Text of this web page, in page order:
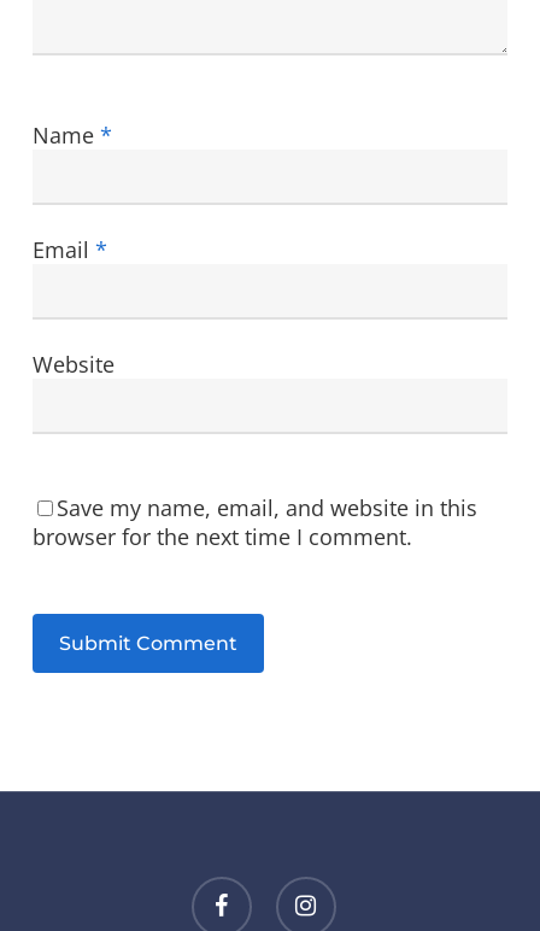
Name *
Email *
Website
Save my name, email, and website in this
browser for the next time I comment.
facebook instagram